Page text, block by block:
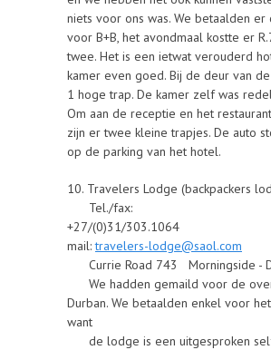
niets voor ons was. We betaalden er
voor B+B, het avondmaal kostte er
twee. Het is een ietwat verouderd
kamer even goed. Bij de deur van
1 hoge trap. De kamer zelf was
Om aan de receptie en het
zijn er twee kleine trapjes. De auto
op de parking van het hotel.
10. Travelers Lodge (backpackers
Tel./fax:
+27/(0)31/
mail:travelers-lodge@saol.com
Currie Road 743 Morningside -
We hadden gemaild voor de
Durban. We betaalden enkel voor het
want
de lodge is een uitgesproken